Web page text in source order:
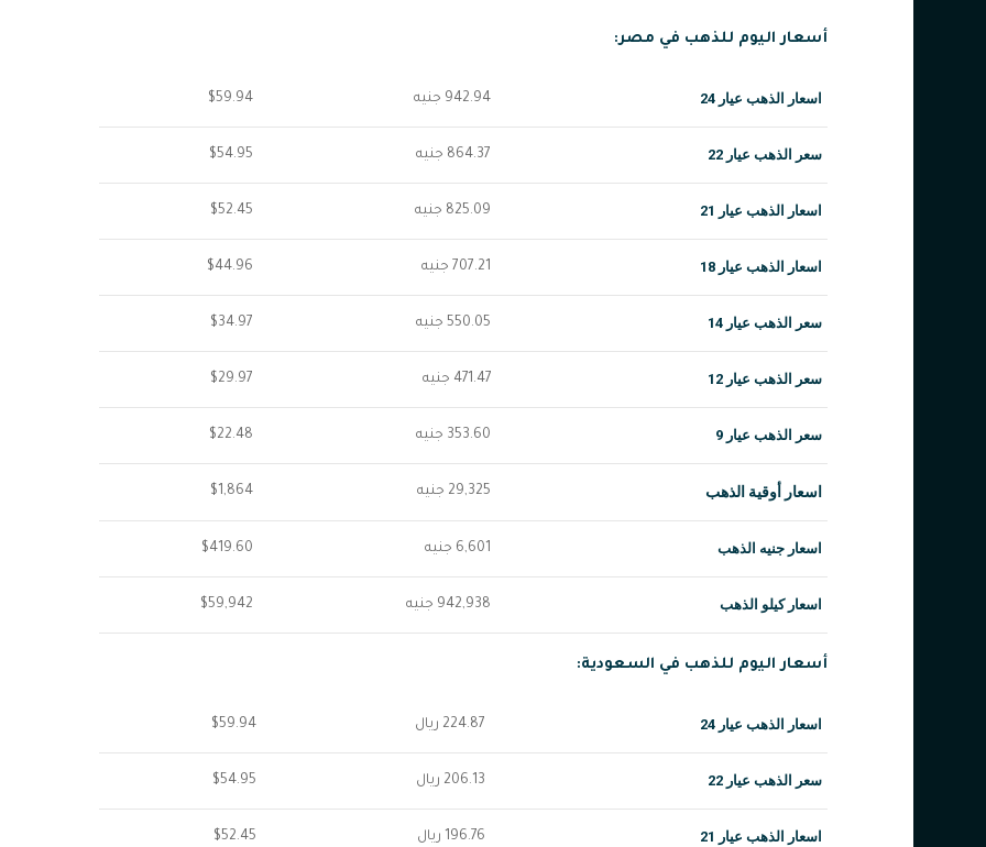
أسعار اليوم للذهب في مصر:
اسعار الذهب عيار 24 942.94 جنيه $59.94
سعر الذهب عيار 22 864.37 جنيه $54.95
اسعار الذهب عيار 21 825.09 جنيه $52.45
اسعار الذهب عيار 18 707.21 جنيه $44.96
سعر الذهب عيار 14 550.05 جنيه $34.97
سعر الذهب عيار 12 471.47 جنيه $29.97
سعر الذهب عيار 9 353.60 جنيه $22.48
اسعار أوقية الذهب 29,325 جنيه $1,864
اسعار جنيه الذهب 6,601 جنيه $419.60
اسعار كيلو الذهب 942,938 جنيه $59,942
أسعار اليوم للذهب في السعودية:
اسعار الذهب عيار 24 224.87 ريال $59.94
سعر الذهب عيار 22 206.13 ريال $54.95
اسعار الذهب عيار 21 196.76 ريال $52.45